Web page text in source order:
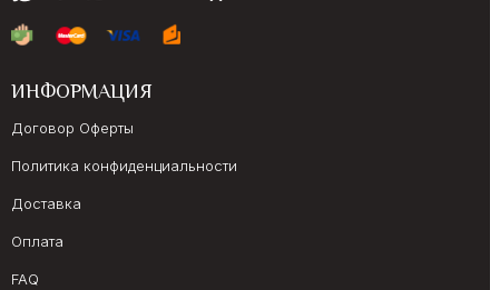
ИНФОРМАЦИЯ
Договор Оферты
Политика конфиденциальности
Доставка
Оплата
FAQ